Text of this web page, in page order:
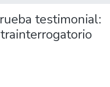
testimonial: